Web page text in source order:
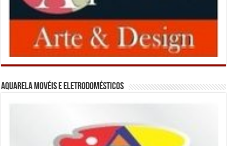
Aquarela Movéis e Eletrodomésticos